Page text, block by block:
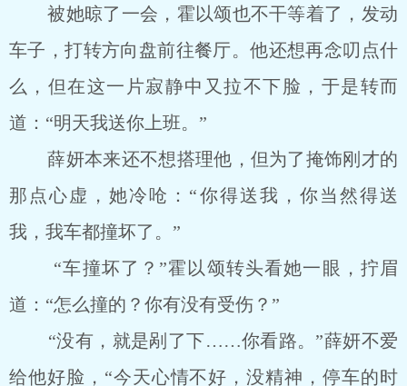
被她晾了一会，霍以颂也不干等着了，发动
车子，打转方向盘前往餐厅。他还想再念叨点什
么，但在这一片寂静中又拉不下脸，于是转而
道：“明天我送你上班。”
薛妍本来还不想搭理他，但为了掩饰刚才的
那点心虚，她冷呛：“你得送我，你当然得送
我，我车都撞坏了。”
“车撞坏了？”霍以颂转头看她一眼，拧眉
道：“怎么撞的？你有没有受伤？”
“没有，就是剐了下……你看路。”薛妍不爱
给他好脸，“今天心情不好，没精神，停车的时